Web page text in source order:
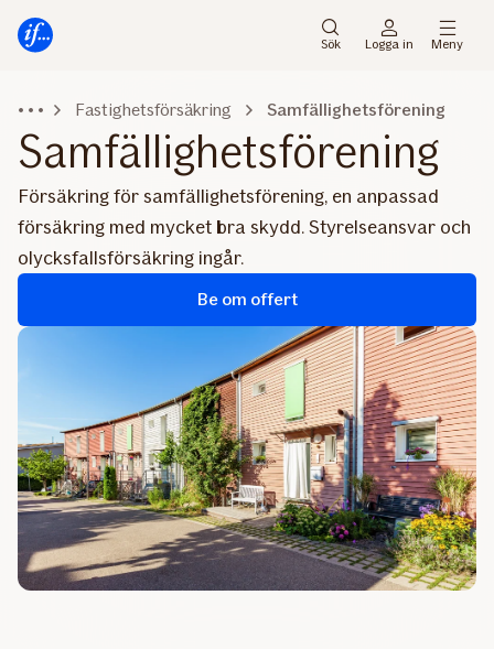
direkt
huvudmenyn
direkt
innehåll
Sök Logga in Meny
Fastighetsförsäkring Samfällighetsförening
Samfällighetsförening
Försäkring för samfällighetsförening, en anpassad
försäkring med mycket bra skydd. Styrelseansvar och
olycksfallsförsäkring ingår.​​​​​​​​
Be om offert